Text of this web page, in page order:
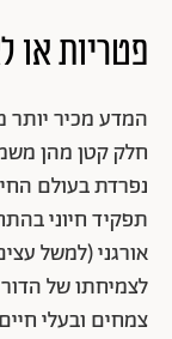
פטריות או
חלק קטן מהן
נפרדת בעולם
תפקיד חיוני
אורגני (למשל
לצמיחתו של
צמחים ובעלי